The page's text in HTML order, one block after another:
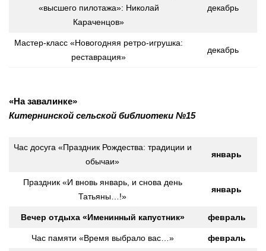
«высшего пилотажа»: Николай
Караченцов»
декабрь
Мастер-класс «Новогодняя ретро-игрушка:
реставрация»
декабрь
«На завалинке»
Китернинской сельской библиотеки №15
Час досуга «Праздник Рождества: традиции и
обычаи»
январь
Праздник «И вновь январь, и снова день
Татьяны…!»
январь
Вечер отдыха «Именинный капустник» февраль
Час памяти «Время выбрало вас…» февраль